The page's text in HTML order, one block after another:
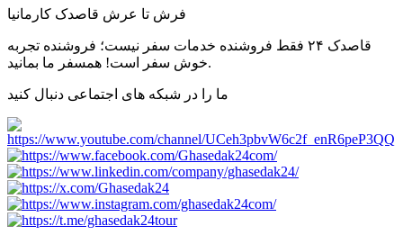
فرش تا عرش قاصدک کارمانیا
قاصدک ۲۴ فقط فروشنده خدمات سفر نیست؛ فروشنده تجربه
خوش سفر است! همسفر ما بمانید.
ما را در شبکه های اجتماعی دنبال کنید